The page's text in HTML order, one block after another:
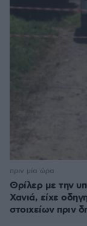
Θρίλερ με την
Χανιά, είχε
στοιχείων πριν
πριν μία ώρα